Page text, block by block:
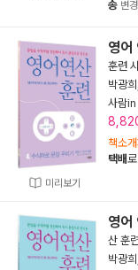
송 변경
미리보기
영어
훈련
박광희
사람in
책소
택배
영어
산 훈
박광희